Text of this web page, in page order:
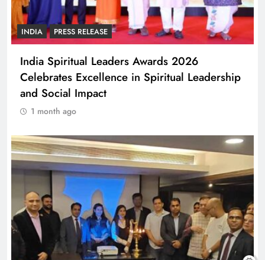
INDIA PRESS RELEASE
India Spiritual Leaders Awards 2026
Celebrates Excellence in Spiritual Leadership
and Social Impact
1 month ago